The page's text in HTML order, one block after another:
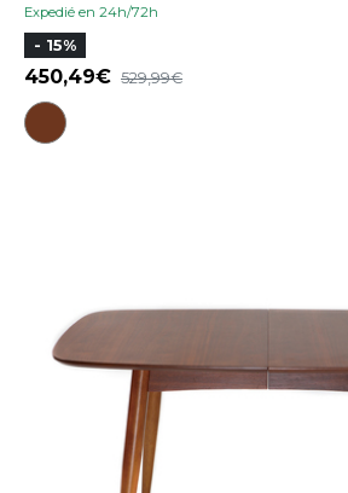
Expedié en 24h/72h
- 15%
450,49 529,99